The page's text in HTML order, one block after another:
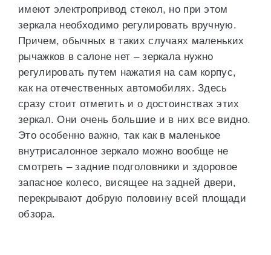
имеют электропривод стекол, но при этом
зеркала необходимо регулировать вручную.
Причем, обычных в таких случаях маленьких
рычажков в салоне нет – зеркала нужно
регулировать путем нажатия на сам корпус,
как на отечественных автомобилях. Здесь
сразу стоит отметить и о достоинствах этих
зеркал. Они очень большие и в них все видно.
Это особенно важно, так как в маленькое
внутрисалонное зеркало можно вообще не
смотреть – задние подголовники и здоровое
запасное колесо, висящее на задней двери,
перекрывают добрую половину всей площади
обзора.